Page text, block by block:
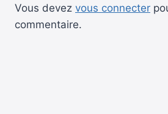
Vous devez vous connecter
commentaire.